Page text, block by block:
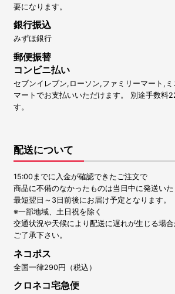
要になります。
銀行振込
みずほ銀行
郵便振替
コンビニ払い
セブンイレブン,ローソン,ファミリーマート,
マートでお支払いいただけます。 別途手数料
す。
配送について
15:00までに入金が確認できたご注文で
商品に不備のなかったものは当日中に発送いた
最短翌日～3日前後にお届け予定となります。
※一部地域、土日祝を除く
交通状況や天候により配送に遅れが生じる場
ご了承下さい。
ネコポス
全国一律290円（税込）
クロネコ宅急便